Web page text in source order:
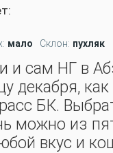
мало Склон: пухляк
и сам НГ в
декабря,
БК.
можно из
вкус и